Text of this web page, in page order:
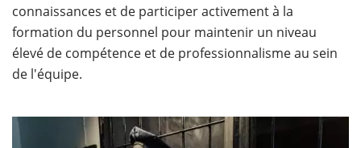
connaissances et de participer activement à la
formation du personnel pour maintenir un niveau
élevé de compétence et de professionnalisme au sein
de l'équipe.​